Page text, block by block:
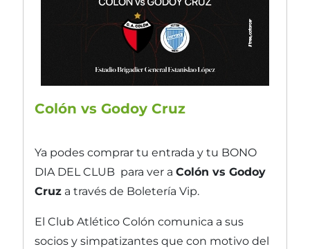
Colón vs Godoy Cruz
Ya podes comprar tu entrada y tu BONO
DIA DEL CLUB para ver a Colón vs Godoy
Cruz a través de Boletería Vip.
El Club Atlético Colón comunica a sus
socios y simpatizantes que con motivo del